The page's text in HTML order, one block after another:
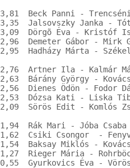
Beck Panni -
Jalsovszky Janka -
Dörgõ Éva - Kristóf
Demeter Gábor - Mirk
Hadházy Márta -
Artner Ila - Kalmár
Bárány György -
Dienes Ödön - Fodor
Dózsa Kati - Liska
Sörös Edit - Komlós
Rák Mari - Jóba
Csiki Csongor  -
Baksay Miklós -
Rieger Mária -
Gyurkovics Éva -